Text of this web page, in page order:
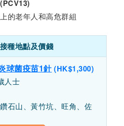
的老年人和高危群組
種地點及價錢
球菌疫苗1針(HK$1,300)
人士
石山、黃竹坑、旺角、佐